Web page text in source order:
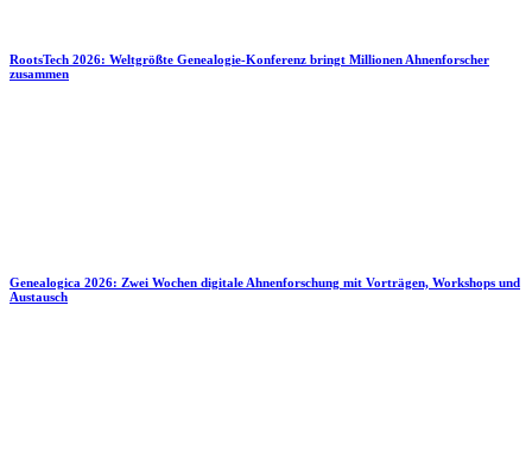
RootsTech 2026: Weltgrößte Genealogie-Konferenz bringt Millionen Ahnenforscher
zusammen
Genealogica 2026: Zwei Wochen digitale Ahnenforschung mit Vorträgen, Workshops und
Austausch